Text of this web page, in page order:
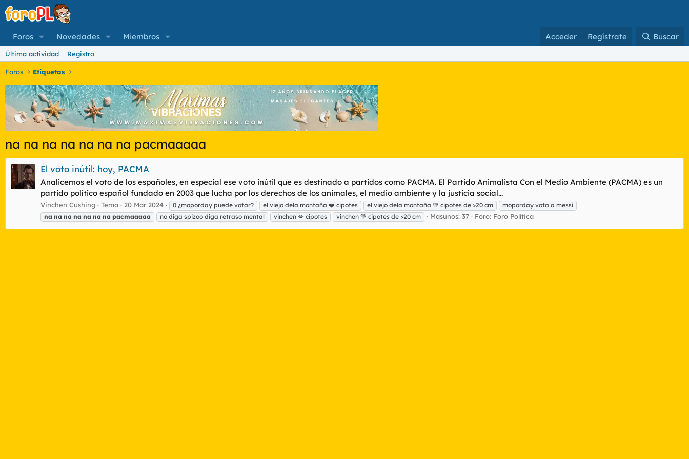
Foros Novedades Miembros Acceder Regístrate Buscar
Última actividad Registro
Foros Etiquetas
na na na na na na na pacmaaaaa
El voto inútil: hoy, PACMA
Analicemos el voto de los españoles, en especial ese voto inútil que es destinado a partidos como PACMA. El Partido Animalista Con el Medio Ambiente (PACMA) es un
partido político español fundado en 2003 que lucha por los derechos de los animales, el medio ambiente y la justicia social...
Vinchen Cushing Tema 20 Mar 2024 0 ¿moporday puede votar? el viejo dela montaña ❤️ cipotes el viejo dela montaña 💚 cipotes de >20 cm
moporday vota a messi
na na na na na na na pacmaaaaa no diga spizoo diga retraso mental vinchen 💋 cipotes vinchen 💚 cipotes de >20 cm Masunos: 37 Foro: Foro Política